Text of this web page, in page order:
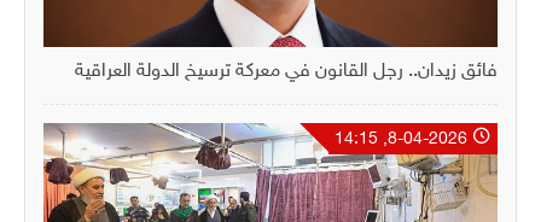
فائق زيدان.. رجل القانون في معركة ترسيخ الدولة العراقية